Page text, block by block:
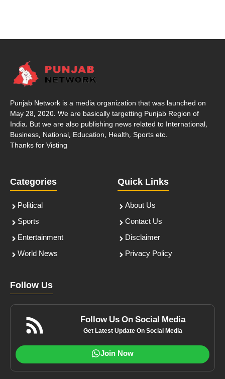
Punjab Network is a media organization that was launched on
May 28, 2020. We are basically targetting Punjab Region of
India. But we are also publishing news related to International,
Business, National, Education, Health, Sports etc.
Thanks for Visting
Categories
Political
Sports
Entertainment
World News
Quick Links
About Us
Contact Us
Disclaimer
Privacy Policy
Follow Us
Follow Us On Social Media
Get Latest Update On Social Media
Join Now